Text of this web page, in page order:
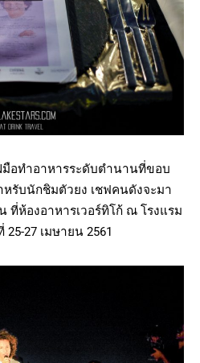
มือทำอาหารระดับตำนานที่ขอบ
หรับนักชิมตัวยง เชฟคนดังจะมา
ที่ห้องอาหารเวอร์ทิโก้ ณ โรงแรม
27 เมษายน 2561